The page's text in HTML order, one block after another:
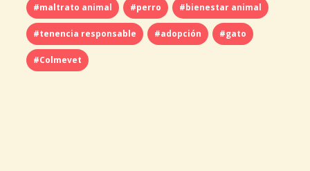
#maltrato animal #perro #bienestar animal
#tenencia responsable #adopción #gato
#Colmevet